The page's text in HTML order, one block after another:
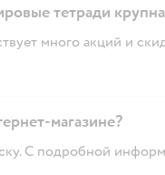
тетради
много акций и
магазине?
С подробной